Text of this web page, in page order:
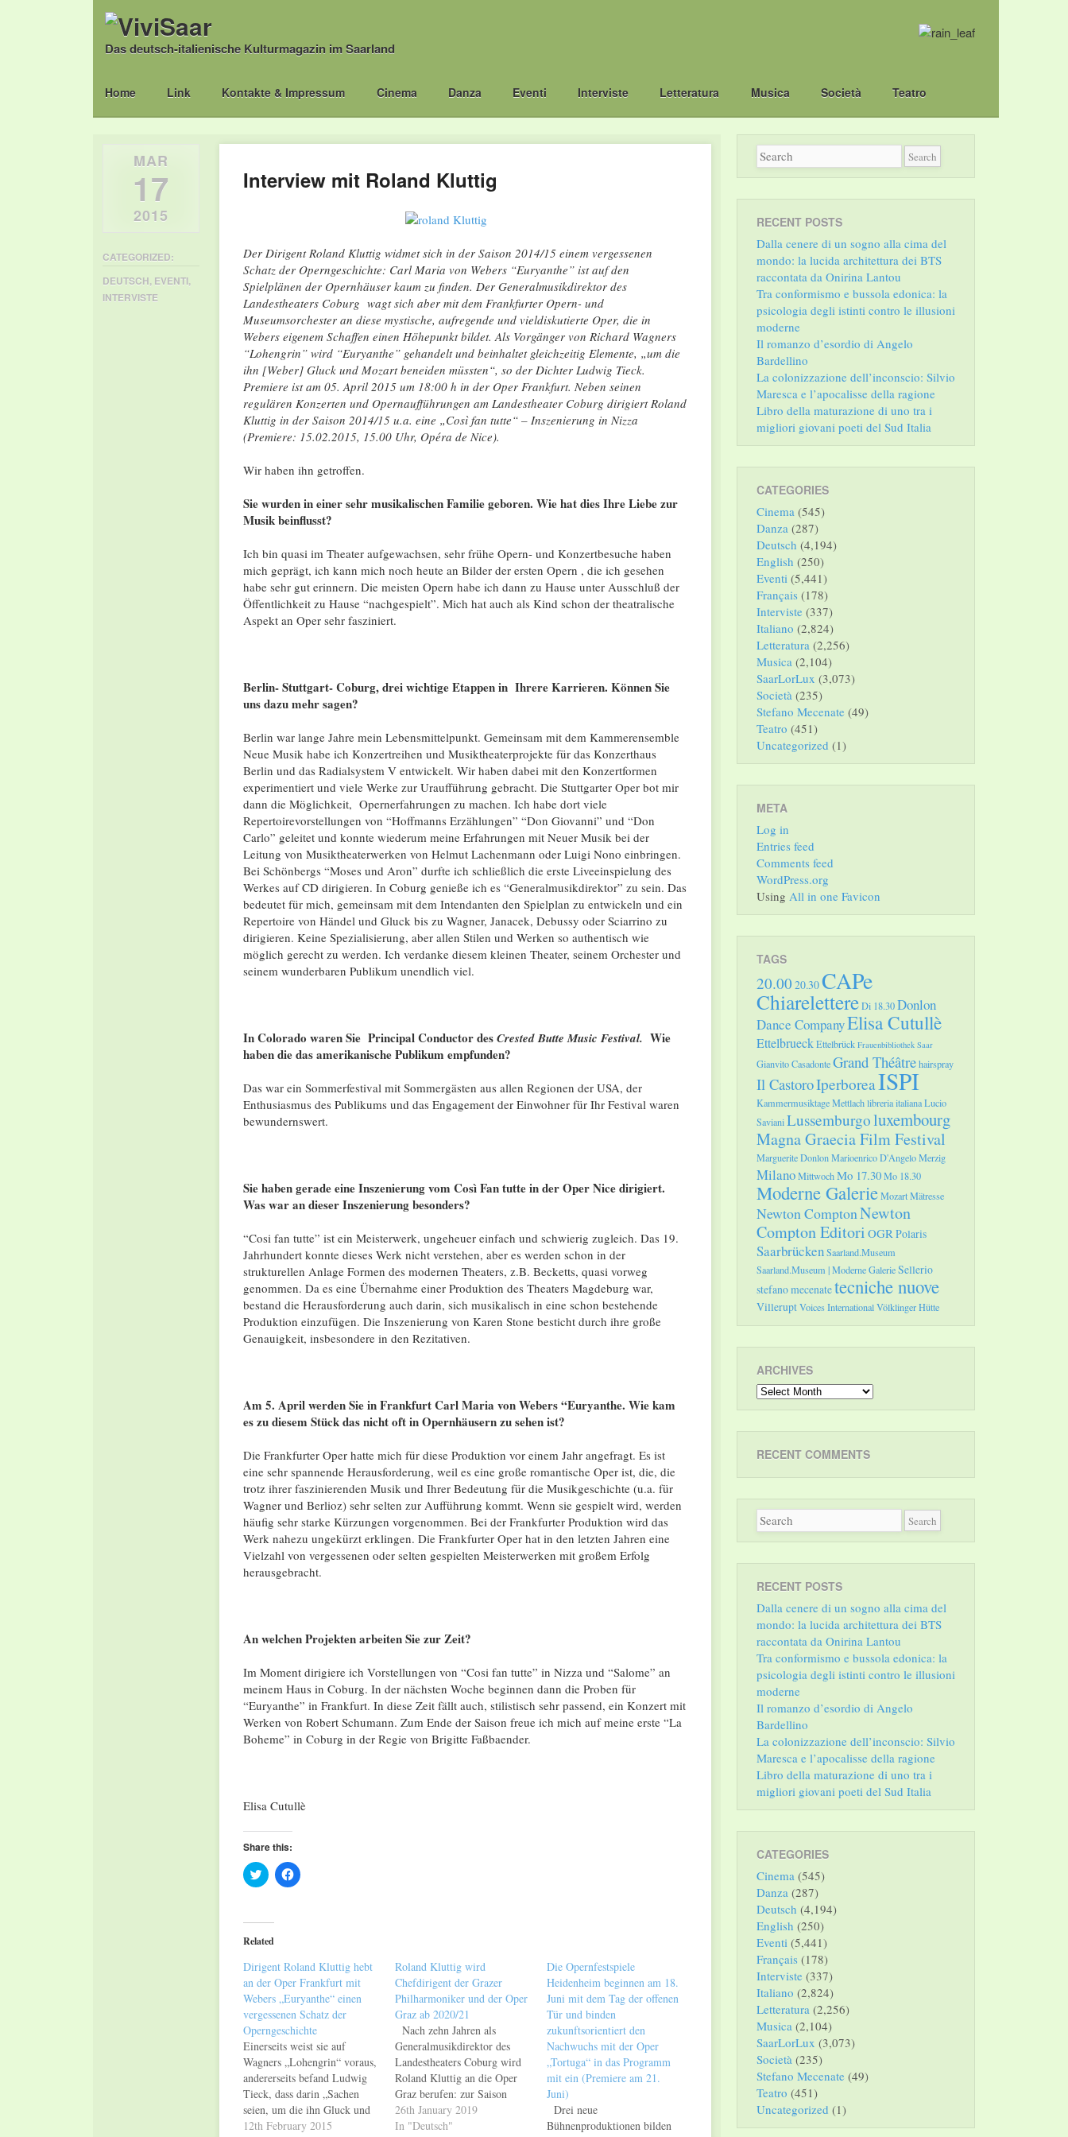
Das deutsch-italienische Kulturmagazin im Saarland
Main menu
Skip
Home Link Kontakte & Impressum Cinema Danza Eventi Interviste Letteratura Musica Società Teatro
Interview mit Roland Kluttig
Der Dirigent Roland Kluttig widmet sich in der Saison 2014/15 einem vergessenen
Schatz der Operngeschichte: Carl Maria von Webers “Euryanthe” ist auf den
Spielplänen der Opernhäuser kaum zu finden. Der Generalmusikdirektor des
Landestheaters Coburg wagt sich aber mit dem Frankfurter Opern- und
Museumsorchester an diese mystische, aufregende und vieldiskutierte Oper, die in
Webers eigenem Schaffen einen Höhepunkt bildet. Als Vorgänger von Richard Wagners
“Lohengrin” wird “Euryanthe” gehandelt und beinhaltet gleichzeitig Elemente, „um die
ihn [Weber] Gluck und Mozart beneiden müssten“, so der Dichter Ludwig Tieck.
Premiere ist am 05. April 2015 um 18:00 h in der Oper Frankfurt. Neben seinen
regulären Konzerten und Opernaufführungen am Landestheater Coburg dirigiert Roland
Kluttig in der Saison 2014/15 u.a. eine „Così fan tutte“ – Inszenierung in Nizza
(Premiere: 15.02.2015, 15.00 Uhr, Opéra de Nice).
Wir haben ihn getroffen.
Sie wurden in einer sehr musikalischen Familie geboren. Wie hat dies Ihre Liebe zur
Musik beinflusst?
Ich bin quasi im Theater aufgewachsen, sehr frühe Opern- und Konzertbesuche haben
mich geprägt, ich kann mich noch heute an Bilder der ersten Opern , die ich gesehen
habe sehr gut erinnern. Die meisten Opern habe ich dann zu Hause unter Ausschluß der
Öffentlichkeit zu Hause “nachgespielt”. Mich hat auch als Kind schon der theatralische
Aspekt an Oper sehr fasziniert.
Berlin- Stuttgart- Coburg, drei wichtige Etappen in Ihrere Karrieren. Können Sie
uns dazu mehr sagen?
Berlin war lange Jahre mein Lebensmittelpunkt. Gemeinsam mit dem Kammerensemble
Neue Musik habe ich Konzertreihen und Musiktheaterprojekte für das Konzerthaus
Berlin und das Radialsystem V entwickelt. Wir haben dabei mit den Konzertformen
experimentiert und viele Werke zur Uraufführung gebracht. Die Stuttgarter Oper bot mir
dann die Möglichkeit, Opernerfahrungen zu machen. Ich habe dort viele
Repertoirevorstellungen von “Hoffmanns Erzählungen” “Don Giovanni” und “Don
Carlo” geleitet und konnte wiederum meine Erfahrungen mit Neuer Musik bei der
Leitung von Musiktheaterwerken von Helmut Lachenmann oder Luigi Nono einbringen.
Bei Schönbergs “Moses und Aron” durfte ich schließlich die erste Liveeinspielung des
Werkes auf CD dirigieren. In Coburg genieße ich es “Generalmusikdirektor” zu sein. Das
bedeutet für mich, gemeinsam mit dem Intendanten den Spielplan zu entwickeln und ein
Repertoire von Händel und Gluck bis zu Wagner, Janacek, Debussy oder Sciarrino zu
dirigieren. Keine Spezialisierung, aber allen Stilen und Werken so authentisch wie
möglich gerecht zu werden. Ich verdanke diesem kleinen Theater, seinem Orchester und
seinem wunderbaren Publikum unendlich viel.
In Colorado waren Sie Principal Conductor desCrested Butte Music Festival. Wie
haben die das amerikanische Publikum empfunden?
Das war ein Sommerfestival mit Sommergästen aus allen Regionen der USA, der
Enthusiasmus des Publikums und das Engagement der Einwohner für Ihr Festival waren
bewundernswert.
Sie haben gerade eine Inszenierung vom Così Fan tutte in der Oper Nice dirigiert.
Was war an dieser Inszenierung besonders?
“Cosi fan tutte” ist ein Meisterwerk, ungeheuer einfach und schwierig zugleich. Das 19.
Jahrhundert konnte dieses Werk nicht verstehen, aber es werden schon in der
strukturellen Anlage Formen des modernen Theaters, z.B. Becketts, quasi vorweg
genommen. Da es eine Übernahme einer Produktion des Theaters Magdeburg war,
bestand die Herausforderung auch darin, sich musikalisch in eine schon bestehende
Produktion einzufügen. Die Inszenierung von Karen Stone besticht durch ihre große
Genauigkeit, insbesondere in den Rezitativen.
Am 5. April werden Sie in Frankfurt Carl Maria von Webers “Euryanthe. Wie kam
es zu diesem Stück das nicht oft in Opernhäusern zu sehen ist?
Die Frankfurter Oper hatte mich für diese Produktion vor einem Jahr angefragt. Es ist
eine sehr spannende Herausforderung, weil es eine große romantische Oper ist, die, die
trotz ihrer faszinierenden Musik und Ihrer Bedeutung für die Musikgeschichte (u.a. für
Wagner und Berlioz) sehr selten zur Aufführung kommt. Wenn sie gespielt wird, werden
häufig sehr starke Kürzungen vorgenommen. Bei der Frankfurter Produktion wird das
Werk nahezu ungekürzt erklingen. Die Frankfurter Oper hat in den letzten Jahren eine
Vielzahl von vergessenen oder selten gespielten Meisterwerken mit großem Erfolg
herausgebracht.
An welchen Projekten arbeiten Sie zur Zeit?
Im Moment dirigiere ich Vorstellungen von “Cosi fan tutte” in Nizza und “Salome” an
meinem Haus in Coburg. In der nächsten Woche beginnen dann die Proben für
“Euryanthe” in Frankfurt. In diese Zeit fällt auch, stilistisch sehr passend, ein Konzert mit
Werken von Robert Schumann. Zum Ende der Saison freue ich mich auf meine erste “La
Boheme” in Coburg in der Regie von Brigitte Faßbaender.
Elisa Cutullè
Share this:
Click
to
(Opens
in
new
Click
to
Related
Dirigent Roland Kluttig hebt
an der Oper Frankfurt mit
Webers „Euryanthe“ einen
vergessenen Schatz der
Operngeschichte
Einerseits weist sie auf
Wagners „Lohengrin“ voraus,
andererseits befand Ludwig
Tieck, dass darin „Sachen
seien, um die ihn Gluck und
Mozart beneiden müssten“:
12th February 2015
Roland Kluttig wird
Chefdirigent der Grazer
Philharmoniker und der Oper
Graz ab 2020/21
Nach zehn Jahren als
Generalmusikdirektor des
Landestheaters Coburg wird
Roland Kluttig an die Oper
Graz berufen: zur Saison
2020/21 wechselt er als
Chefdirigent zu den Grazer
26th January 2019
In "Deutsch"
Die Opernfestspiele
Heidenheim beginnen am 18.
Juni mit dem Tag der offenen
Tür und binden
zukunftsorientiert den
Nachwuchs mit der Oper
„Tortuga“ in das Programm
mit ein (Premiere am 21.
Juni)
Drei neue
Bühnenproduktionen bilden
MAR
17
2015
CATEGORIZED:
DEUTSCH, EVENTI,
INTERVISTE
RECENT POSTS
Dalla cenere di un sogno alla cima del
mondo: la lucida architettura dei BTS
raccontata da Onirina Lantou
Tra conformismo e bussola edonica: la
psicologia degli istinti contro le illusioni
moderne
Il romanzo d’esordio di Angelo
Bardellino
La colonizzazione dell’inconscio: Silvio
Maresca e l’apocalisse della ragione
Libro della maturazione di uno tra i
migliori giovani poeti del Sud Italia
CATEGORIES
Cinema (545)
Danza (287)
Deutsch (4,194)
English (250)
Eventi (5,441)
Français (178)
Interviste (337)
Italiano (2,824)
Letteratura (2,256)
Musica (2,104)
SaarLorLux (3,073)
Società (235)
Stefano Mecenate (49)
Teatro (451)
Uncategorized (1)
META
Log in
Entries feed
Comments feed
WordPress.org
Using All in one Favicon
TAGS
20.00 20.30CAPe
ChiarelettereDi 18.30Donlon
Dance CompanyElisa Cutullè
EttelbrueckEttelbrück Frauenbibliothek Saar
Gianvito CasadonteGrand Théâtrehairspray
Il CastoroIperboreaISPI
Kammermusiktage Mettlachlibreria italianaLucio
SavianiLussemburgoluxembourg
Magna Graecia Film Festival
Marguerite DonlonMarioenrico D'AngeloMerzig
MilanoMittwochMo 17.30Mo 18.30
Moderne GalerieMozartMätresse
Newton ComptonNewton
Compton Editori OGRPolaris
SaarbrückenSaarland.Museum
Saarland.Museum | Moderne GalerieSellerio
stefano mecenatetecniche nuove
VilleruptVoices InternationalVölklinger Hütte
ARCHIVES
Archives
RECENT COMMENTS
RECENT POSTS
Dalla cenere di un sogno alla cima del
mondo: la lucida architettura dei BTS
raccontata da Onirina Lantou
Tra conformismo e bussola edonica: la
psicologia degli istinti contro le illusioni
moderne
Il romanzo d’esordio di Angelo
Bardellino
La colonizzazione dell’inconscio: Silvio
Maresca e l’apocalisse della ragione
Libro della maturazione di uno tra i
migliori giovani poeti del Sud Italia
CATEGORIES
Cinema (545)
Danza (287)
Deutsch (4,194)
English (250)
Eventi (5,441)
Français (178)
Interviste (337)
Italiano (2,824)
Letteratura (2,256)
Musica (2,104)
SaarLorLux (3,073)
Società (235)
Stefano Mecenate (49)
Teatro (451)
Uncategorized (1)